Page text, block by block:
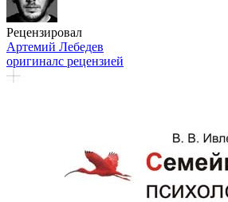
Рецензировал
Артемий Лебедев
оригиналс рецензией